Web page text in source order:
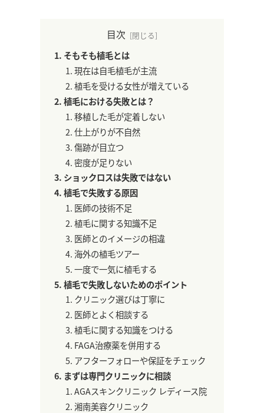
目次
そもそも植毛とは
現在は自毛植毛が主流
植毛を受ける女性が増えている
植毛における失敗とは？
移植した毛が定着しない
仕上がりが不自然
傷跡が目立つ
密度が足りない
ショックロスは失敗ではない
植毛で失敗する原因
医師の技術不足
植毛に関する知識不足
医師とのイメージの相違
海外の植毛ツアー
一度で一気に植毛する
植毛で失敗しないためのポイント
クリニック選びは丁寧に
医師とよく相談する
植毛に関する知識をつける
FAGA治療薬を併用する
アフターフォローや保証をチェック
まずは専門クリニックに相談
AGAスキンクリニック レディース院
湘南美容クリニック